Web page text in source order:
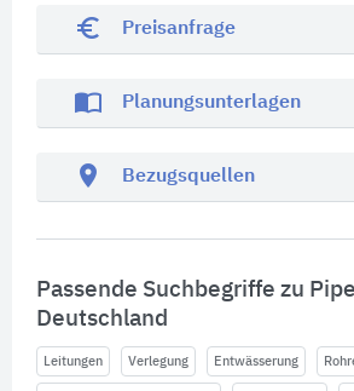
euro_symbol Preisanfrage
import_contacts Planungsunterlagen
location_on Bezugsquellen
Passende Suchbegriffe zu
Deutschland
Leitungen Verlegung Entwässerung